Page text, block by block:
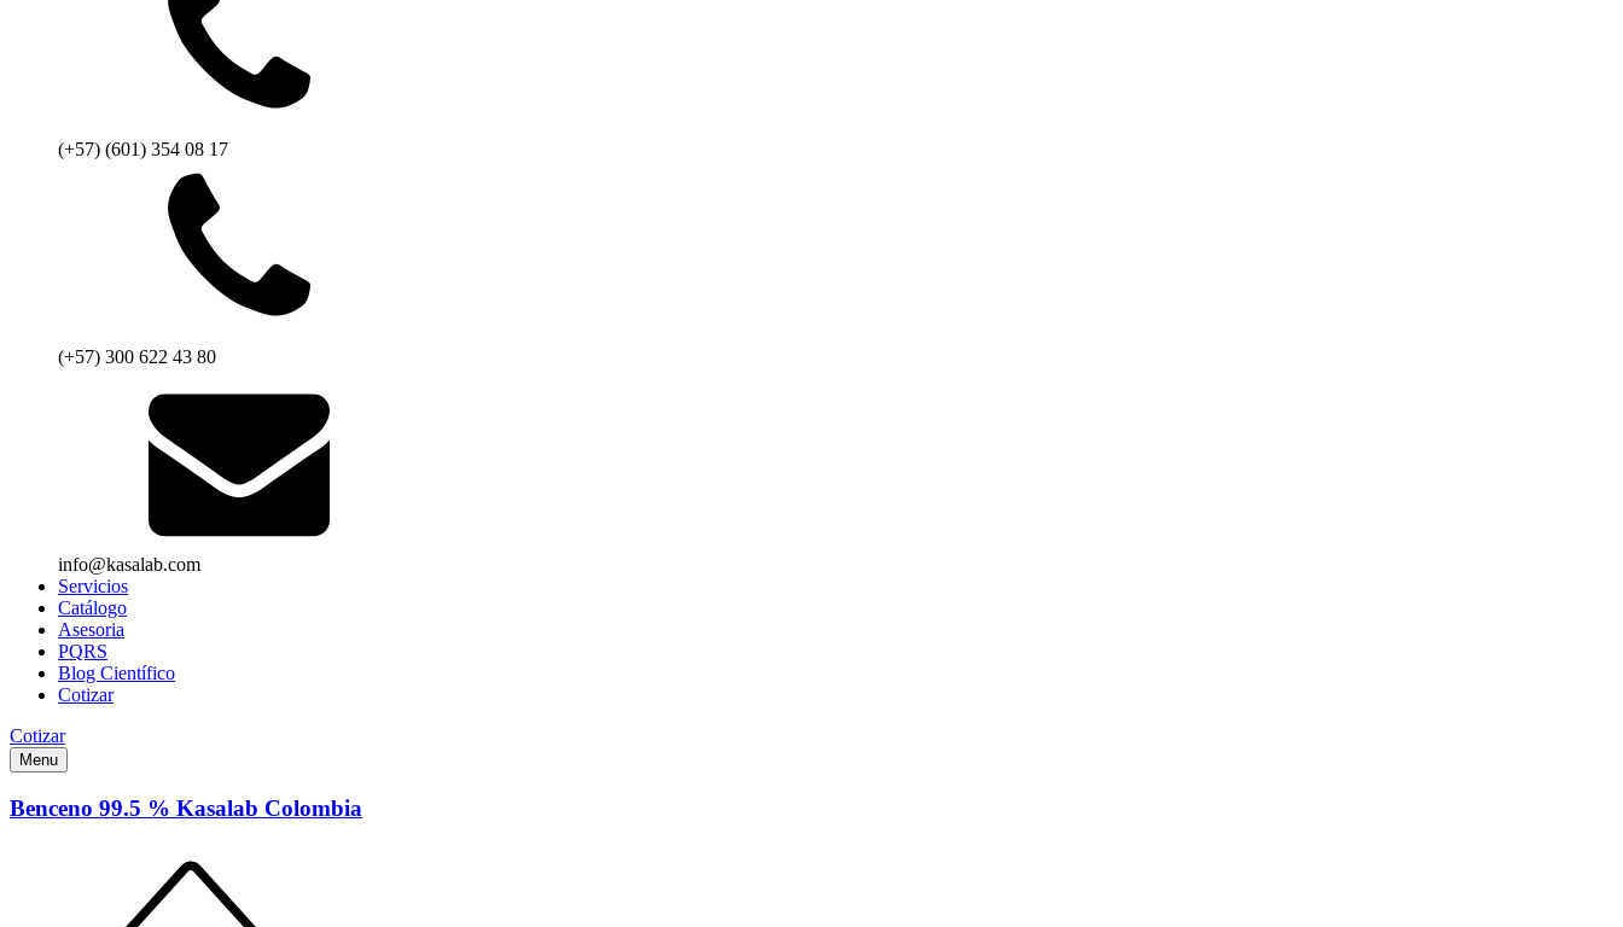
(+57) (601) 354 08 17
(+57) 300 622 43 80
info@kasalab.com
Servicios
Catálogo
Asesoria
PQRS
Blog Científico
Cotizar
Cotizar
Menu
Benceno 99.5 % Kasalab Colombia